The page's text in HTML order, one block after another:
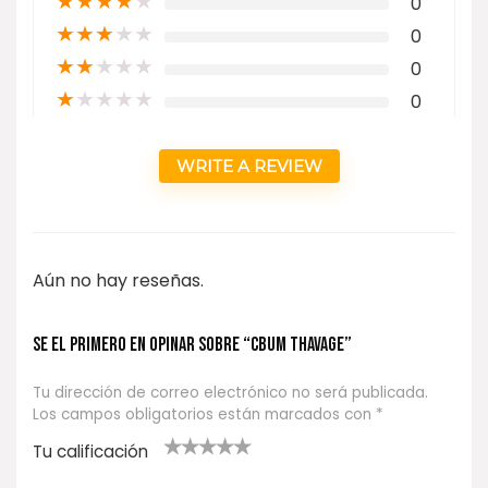
★★★★★ 0
★★★★★ 0
★★★★★ 0
WRITE A REVIEW
Aún no hay reseñas.
Se el primero en opinar sobre “CBUM THAVAGE”
Tu dirección de correo electrónico no será publicada.
Los campos obligatorios están marcados con *
Tu calificación